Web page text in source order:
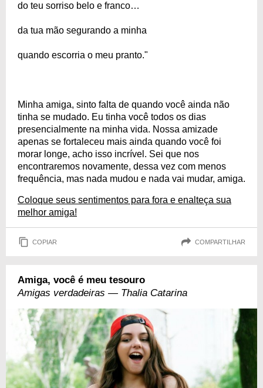
do teu sorriso belo e franco…
da tua mão segurando a minha
quando escorria o meu pranto."
Minha amiga, sinto falta de quando você ainda não
tinha se mudado. Eu tinha você todos os dias
presencialmente na minha vida. Nossa amizade
apenas se fortaleceu mais ainda quando você foi
morar longe, acho isso incrível. Sei que nos
encontraremos novamente, dessa vez com menos
frequência, mas nada mudou e nada vai mudar, amiga.
Coloque seus sentimentos para fora e enalteça sua
melhor amiga!
COPIAR COMPARTILHAR
Amiga, você é meu tesouro
Amigas verdadeiras — Thalia Catarina